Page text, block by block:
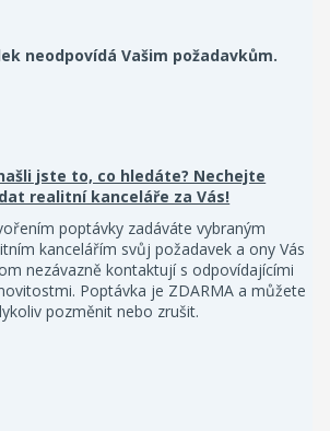
neodpovídá Vašim požadavkům.
jste to, co hledáte? Nechejte
realitní kanceláře za Vás!
poptávky zadáváte vybraným
kancelářím svůj požadavek a ony Vás
nezávazně kontaktují s odpovídajícími
Poptávka je ZDARMA a můžete
pozměnit nebo zrušit.